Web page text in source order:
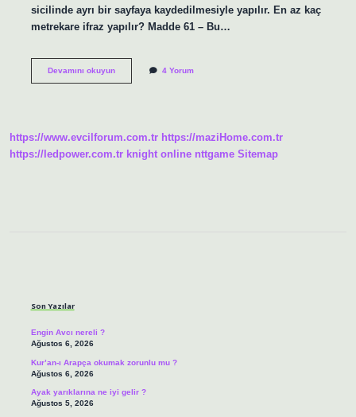
sicilinde ayrı bir sayfaya kaydedilmesiyle yapılır. En az kaç
metrekare ifraz yapılır? Madde 61 – Bu…
Devamını okuyunIfrazat
4 Yorum
https://www.evcilforum.com.tr https://maziHome.com.tr
https://ledpower.com.tr knight online nttgame Sitemap
Son Yazılar
Engin Avcı nereli ?
Ağustos 6, 2026
Kur’an-ı Arapça okumak zorunlu mu ?
Ağustos 6, 2026
Ayak yarıklarına ne iyi gelir ?
Ağustos 5, 2026